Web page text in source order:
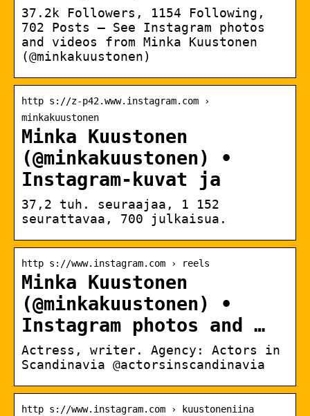
37.2k Followers, 1154 Following,
702 Posts – See Instagram photos
and videos from Minka Kuustonen
(@minkakuustonen)
http s://z-p42.www.instagram.com ›
minkakuustonen
Minka Kuustonen
(@minkakuustonen) •
Instagram-kuvat ja
37,2 tuh. seuraajaa, 1 152
seurattavaa, 700 julkaisua.
http s://www.instagram.com › reels
Minka Kuustonen
(@minkakuustonen) •
Instagram photos and …
Actress, writer. Agency: Actors in
Scandinavia @actorsinscandinavia
http s://www.instagram.com › kuustoneniina